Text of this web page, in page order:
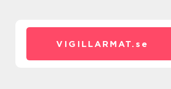
VIGILLARMAT. se